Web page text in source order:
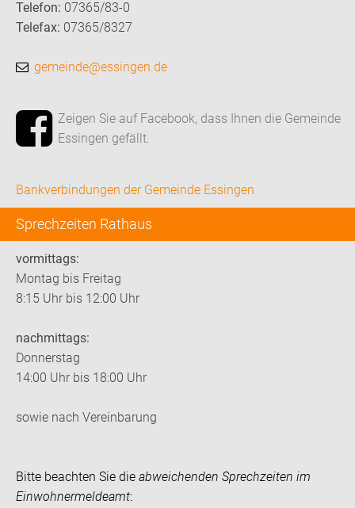
Telefon: 07365/83-0
Telefax: 07365/8327
gemeinde@essingen.de
Zeigen Sie auf Facebook, dass Ihnen die Gemeinde
Essingen gefällt.
Bankverbindungen der Gemeinde Essingen
Sprechzeiten Rathaus
vormittags:
Montag bis Freitag
8:15 Uhr bis 12:00 Uhr
nachmittags:
Donnerstag
14:00 Uhr bis 18:00 Uhr
sowie nach Vereinbarung
Bitte beachten Sie die abweichenden Sprechzeiten im
Einwohnermeldeamt: